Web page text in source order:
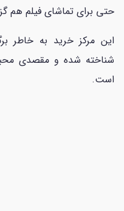
حتی برای تماشای فیلم هم
این مرکز خرید به خاطر
شناخته شده و مقصدی
است.